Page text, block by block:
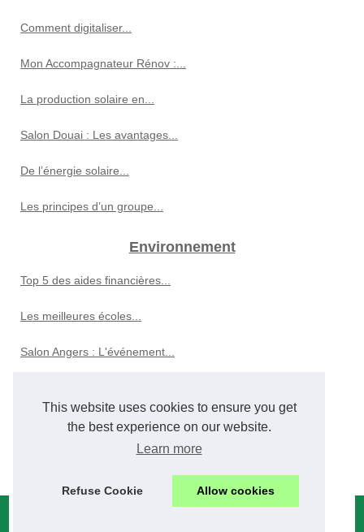
This website uses cookies to ensure you get
the best experience on our website.
Learn more
Refuse Cookie Allow cookies
Comment digitaliser...
Mon Accompagnateur Rénov :...
La production solaire en...
Salon Douai : Les avantages...
De l’énergie solaire...
Les principes d’un groupe...
Environnement
Top 5 des aides financières...
Les meilleures écoles...
Salon Angers : L'événement...
Les secrets du contre galop...